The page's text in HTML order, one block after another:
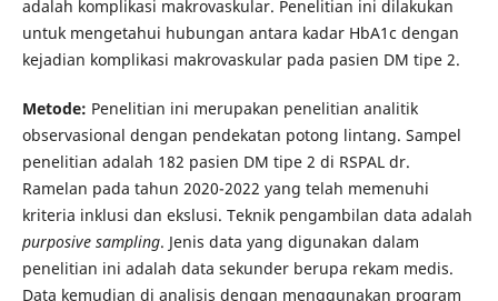
adalah komplikasi makrovaskular. Penelitian ini dilakukan
untuk mengetahui hubungan antara kadar HbA1c dengan
kejadian komplikasi makrovaskular pada pasien DM tipe 2.
Metode: Penelitian ini merupakan penelitian analitik
observasional dengan pendekatan potong lintang. Sampel
penelitian adalah 182 pasien DM tipe 2 di RSPAL dr.
Ramelan pada tahun 2020-2022 yang telah memenuhi
kriteria inklusi dan ekslusi. Teknik pengambilan data adalah
purposive sampling. Jenis data yang digunakan dalam
penelitian ini adalah data sekunder berupa rekam medis.
Data kemudian di analisis dengan menggunakan program